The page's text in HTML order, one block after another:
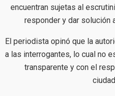
encuentran sujetas al
responder y dar solución
El periodista opinó que la
a las interrogantes, lo cual no
transparente y con el